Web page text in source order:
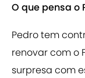
O que pensa o
Pedro tem
renovar com o
surpresa com